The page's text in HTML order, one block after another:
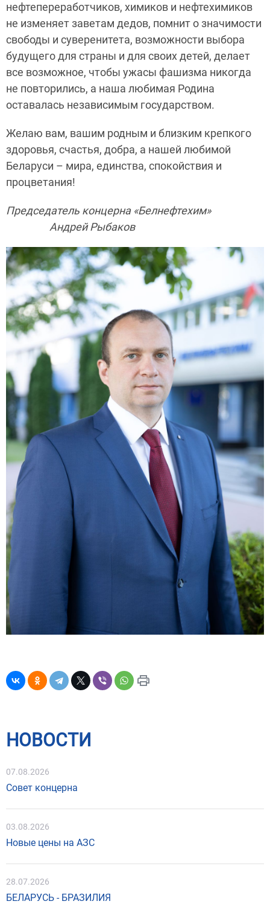
нефтепереработчиков, химиков и нефтехимиков
не изменяет заветам дедов, помнит о значимости
свободы и суверенитета, возможности выбора
будущего для страны и для своих детей, делает
все возможное, чтобы ужасы фашизма никогда
не повторились, а наша любимая Родина
оставалась независимым государством.
Желаю вам, вашим родным и близким крепкого
здоровья, счастья, добра, а нашей любимой
Беларуси – мира, единства, спокойствия и
процветания!
Председатель концерна «Белнефтехим»
Андрей Рыбаков
НОВОСТИ
07.08.2026
Совет концерна
03.08.2026
Новые цены на АЗС
28.07.2026
БЕЛАРУСЬ - БРАЗИЛИЯ